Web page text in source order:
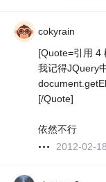
cokyrain
[Quote=引用 4
我记得JQuery
[/Quote]
依然不行
2012-02-18